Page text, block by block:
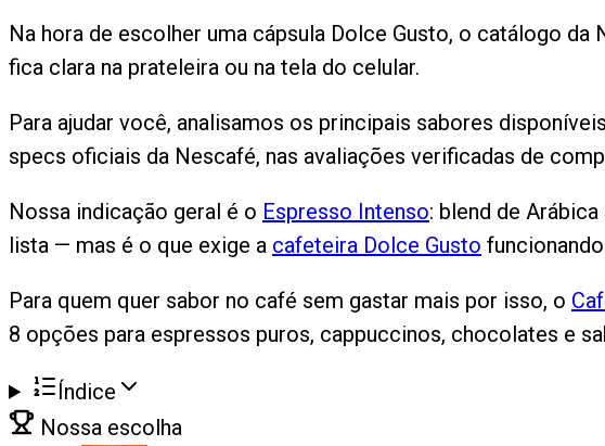
Na hora de escolher uma cápsula Dolce Gusto, o catálogo
fica clara na prateleira ou na tela do celular.
Para ajudar você, analisamos os principais sabores
specs oficiais da Nescafé, nas avaliações verificadas de
Nossa indicação geral é o Espresso Intenso: blend de
lista — mas é o que exige a cafeteira Dolce Gusto
Para quem quer sabor no café sem gastar mais por isso, o
8 opções para espressos puros, cappuccinos, chocolates e
Índice
Nossa escolha